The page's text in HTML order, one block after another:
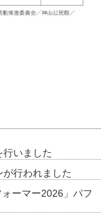
いました
行われました
ーマー2026」パフ